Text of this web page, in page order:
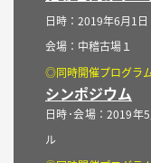
日時：2019年6月1
会場：中稽古場１
◎同時開催プログラ
シンポジウム
日時･会場：2019年
ル